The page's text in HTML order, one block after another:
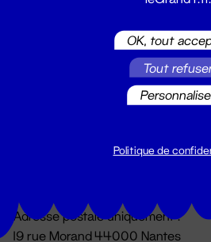
Du lundi au vendredi 14h → 18h
Adresse postale uniquement :
19 rue Morand 44000 Nantes
OK, tout
Tout
Politique de